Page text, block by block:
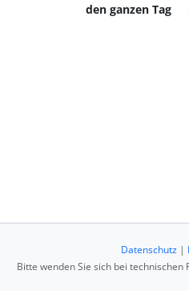
den ganzen Tag
Datenschutz |
Bitte wenden Sie sich bei technischen